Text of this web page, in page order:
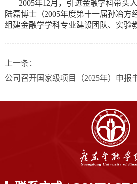
2005年12月，引进金融学科带
陆磊博士（2005年度第十一届孙冶方
组建金融学学科专业建设团队、实验
上一条：
公司召开国家级项目（2025年）申报